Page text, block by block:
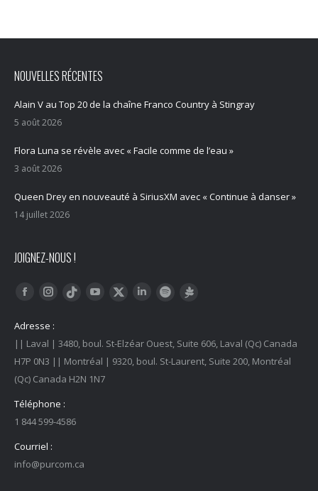
NOUVELLES RÉCENTES
Alain V au Top 20 de la chaîne Franco Country à Stingray
5 août 2026
Flora Luna se révèle avec « Facile comme de l’eau »
3 août 2026
Queen Drey en nouveauté à SiriusXM avec « Continue à danser »
14 juillet 2026
JOIGNEZ-NOUS !
Trouvez nous sur :
FacebookInstagram
Tiktok YouTubeTwitter LinkedInSpotify
Adresse :
|| Laval | 3480, boul. St-Elzéar Ouest, Suite 606, Laval (Qc) Canada
H7P 0N3 || Montréal | 9320, boul. St-Laurent, Suite 200, Montréal
(Qc) Canada H2N 1N7
Téléphone :
1 844 599-4586
Courriel :
info@purcom.ca